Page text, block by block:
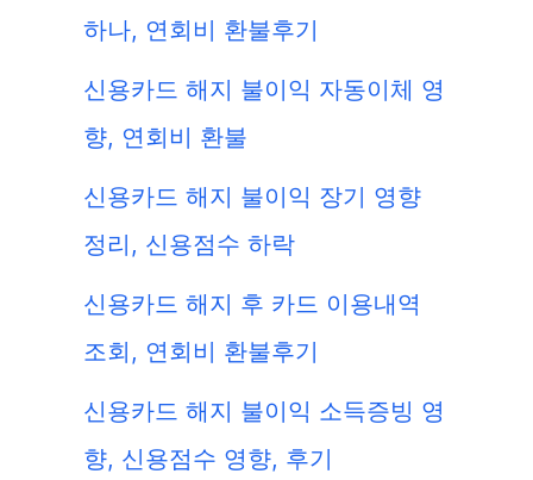
하나, 연회비 환불후기
신용카드 해지 불이익 자동이체 영
향, 연회비 환불
신용카드 해지 불이익 장기 영향
정리, 신용점수 하락
신용카드 해지 후 카드 이용내역
조회, 연회비 환불후기
신용카드 해지 불이익 소득증빙 영
향, 신용점수 영향, 후기